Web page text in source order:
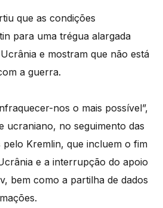
que as condições
para uma trégua alargada
e mostram que não está
a guerra.
nos o mais possível”,
ucraniano, no seguimento das
pelo Kremlin, que incluem o fim
e a interrupção do apoio
bem como a partilha de dados